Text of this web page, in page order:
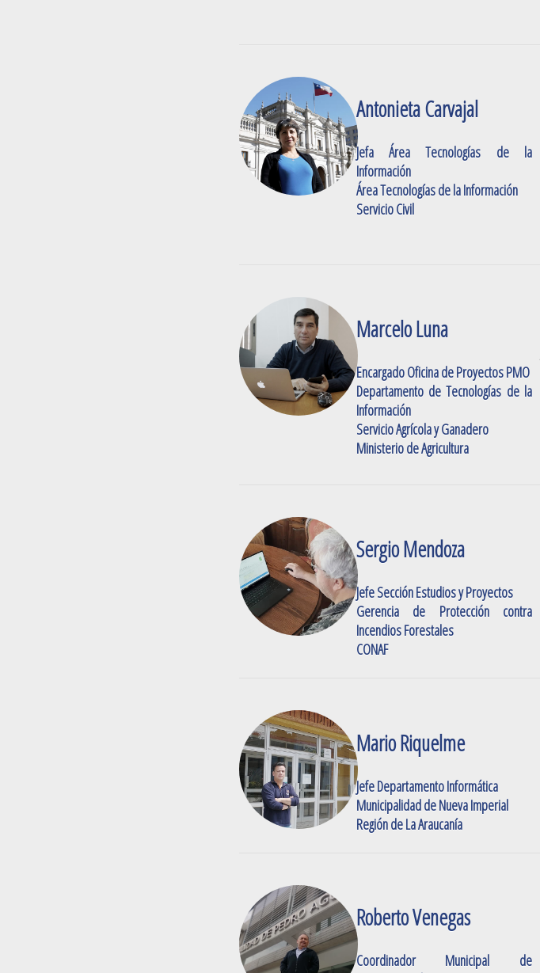
Antonieta Carvajal
Jefa Área Tecnologías de la
Información
Área Tecnologías de la Información
Servicio Civil
Marcelo Luna
Encargado Oficina de Proyectos PMO
Departamento de Tecnologías de la
Información
Servicio Agrícola y Ganadero
Ministerio de Agricultura
Sergio Mendoza
Jefe Sección Estudios y Proyectos
Gerencia de Protección contra
Incendios Forestales
CONAF
Mario Riquelme
Jefe Departamento Informática
Municipalidad de Nueva Imperial
Región de La Araucanía
Roberto Venegas
Coordinador Municipal de